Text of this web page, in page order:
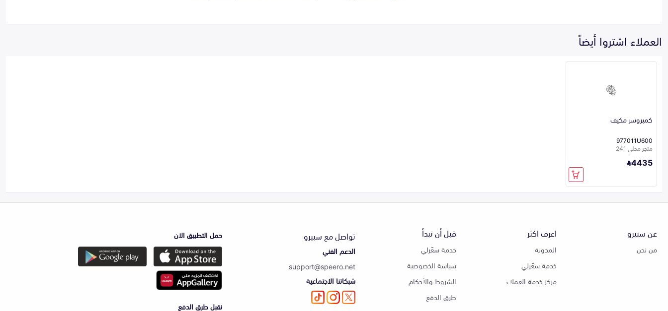
العملاء اشتروا أيضاً
كمبروسر مكيف
977011U600
متجر محلي 241
4435
عن سبيرو
من نحن
اعرف اكثر
المدونة
خدمة سعّرلي
مركز خدمة العملاء
قبل أن تبدأ
خدمة سعّرلي
سياسة الخصوصية
الشروط والأحكام
طرق الدفع
تواصل مع سبيرو
الدعم الفني
support@speero.net
شبكاتنا الاجتماعية
حمل التطبيق الان
نقبل طرق الدفع